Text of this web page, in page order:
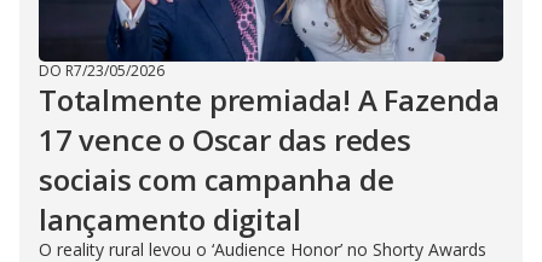
DO R7/23/05/2026
Totalmente premiada! A Fazenda
17 vence o Oscar das redes
sociais com campanha de
lançamento digital
O reality rural levou o ‘Audience Honor’ no Shorty Awards